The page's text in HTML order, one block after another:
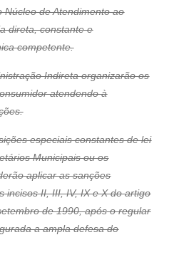
de Atendimento ao
direta, constante e
competente.
Indireta organizarão os
atendendo à
especiais constantes de lei
Municipais ou os
aplicar as sanções
incisos II, III, IV, IX e X do artigo
de 1990, após o regular
a ampla defesa do